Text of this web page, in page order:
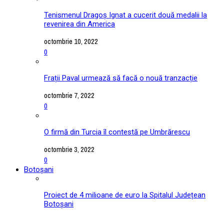
Tenismenul Dragoș Ignat a cucerit două medalii la
revenirea din America
octombrie 10, 2022
0
Frații Paval urmează să facă o nouă tranzacție
octombrie 7, 2022
0
O firmă din Turcia îl contestă pe Umbrărescu
octombrie 3, 2022
0
Botoșani
Proiect de 4 milioane de euro la Spitalul Județean
Botoșani